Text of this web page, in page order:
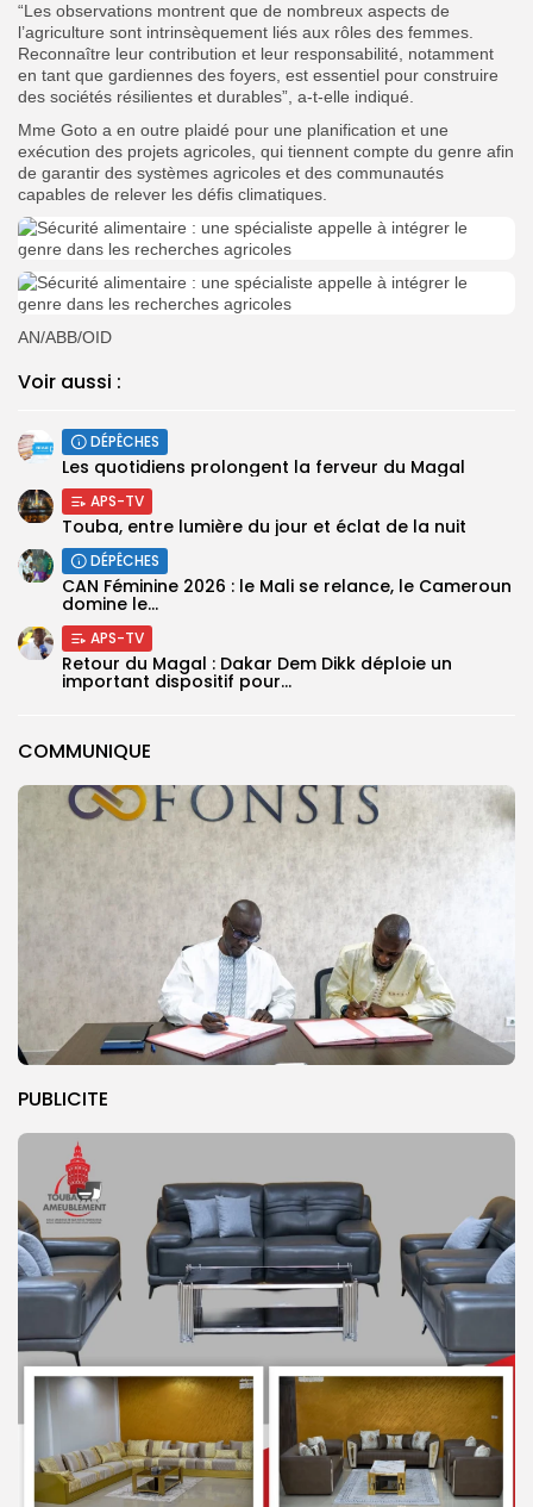
COMMUNIQUE
PUBLICITE
“Les observations montrent que de nombreux aspects de
l’agriculture sont intrinsèquement liés aux rôles des femmes.
Reconnaître leur contribution et leur responsabilité, notamment
en tant que gardiennes des foyers, est essentiel pour construire
des sociétés résilientes et durables”, a-t-elle indiqué.
Mme Goto a en outre plaidé pour une planification et une
exécution des projets agricoles, qui tiennent compte du genre afin
de garantir des systèmes agricoles et des communautés
capables de relever les défis climatiques.
AN/ABB/OID
Voir aussi :
DÉPÊCHES
Les quotidiens prolongent la ferveur du Magal
APS-TV
Touba, entre lumière du jour et éclat de la nuit
DÉPÊCHES
‎CAN Féminine 2026 : le Mali se relance, le Cameroun
domine le...
APS-TV
Retour du Magal : Dakar Dem Dikk déploie un
important dispositif pour...